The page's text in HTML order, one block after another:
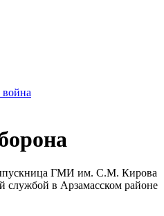
война
ГМИ им. С.М. Кирова
службой в Арзамасском районе